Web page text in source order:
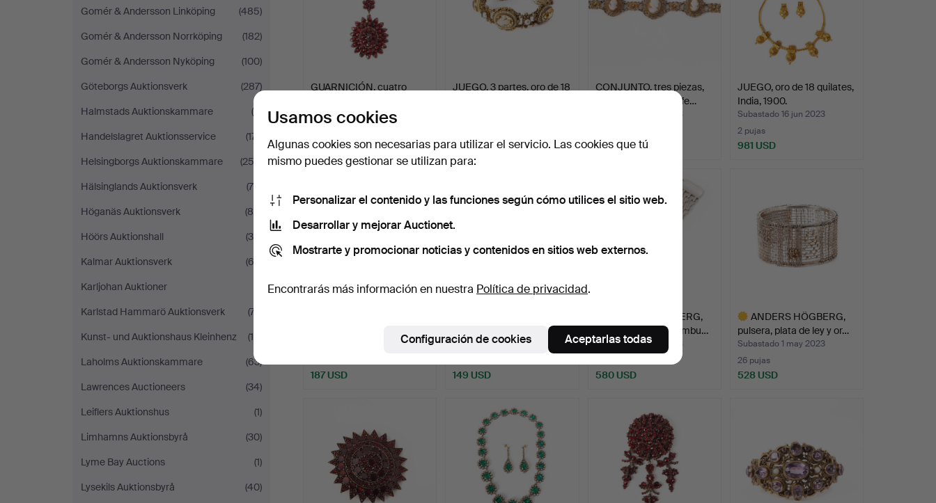
Gomér & Andersson Linköping
(485)
Gomér & Andersson Norrköping
(182)
Gomér & Andersson Nyköping
(100)
Göteborgs Auktionsverk
(287)
Halmstads Auktionskammare
(4)
Handelslagret Auktionsservice
(171)
Helsingborgs Auktionskammare
(253)
Hälsinglands Auktionsverk
(78)
Höganäs Auktionsverk
(88)
Höörs Auktionshall
(35)
Kalmar Auktionsverk
(62)
Karljohan Auktioner
Karlstad Hammarö Auktionsverk
(77)
Kunst- und Auktionshaus Kleinhenz
(16)
Laholms Auktionskammare
(63)
Lawrences Auctioneers
(34)
Leiflers Auktionshus
(1)
Limhamns Auktionsbyrå
(30)
Lyme Bay Auctions
(1)
Lysekils Auktionsbyrå
(40)
GUARNICIÓN, cuatro
Subastado 9 ago 2023
454 USD
JUEGO, 3 partes, oro de 18
460 USD
CONJUNTO, tres piezas,
plateado con camafe…
Subastado 21 jun 2023
148 USD
JUEGO, oro de 18 quilates,
India, 1900.
Subastado 16 jun 2023
2 pujas
981 USD
Subastado 24 may 2023
187 USD
plata con perlas cult…
Subastado 3 may 2023
149 USD
SVEN-ERIK HÖGBERG,
pulsera, plata, Gotembu…
Subastado 1 may 2023
580 USD
ANDERS HÖGBERG,
pulsera, plata de ley y or…
Subastado 1 may 2023
26 pujas
528 USD
Usamos cookies
Algunas cookies son necesarias para utilizar el servicio. Las cookies que tú
mismo puedes gestionar se utilizan para:
Personalizar el contenido y las funciones según cómo utilices el sitio web.
Desarrollar y mejorar Auctionet.
Mostrarte y promocionar noticias y contenidos en sitios web externos.
Encontrarás más información en nuestra Política de privacidad.
Configuración de cookies Aceptarlas todas